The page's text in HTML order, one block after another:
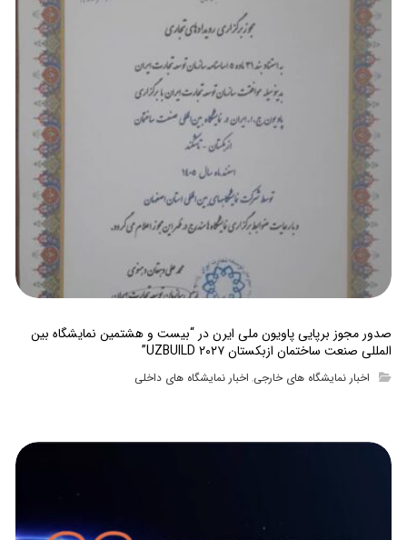
صدور مجوز برپایی پاویون ملی ایرن در “بیست و هشتمین نمایشگاه بین
المللی صنعت ساختمان ازبکستان UZBUILD ۲۰۲۷”
اخبار نمایشگاه های خارجی, اخبار نمایشگاه های داخلی